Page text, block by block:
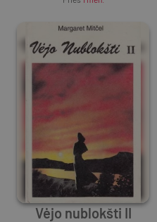
Vėjo nublokšti II